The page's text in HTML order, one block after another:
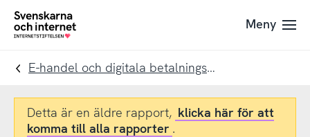
Till
navigation
Till
innehåll
To
Meny
E-handel och digitala betalningslösningar
Detta är en äldre rapport, klicka här för att
komma till alla rapporter .